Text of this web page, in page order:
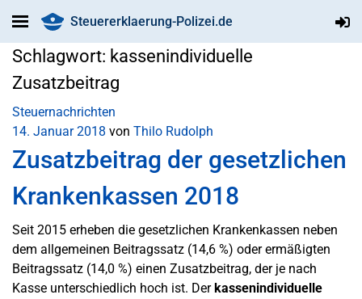
Steuererklaerung-Polizei.de
Schlagwort: kassenindividuelle
Zusatzbeitrag
Steuernachrichten
14. Januar 2018 von Thilo Rudolph
Zusatzbeitrag der gesetzlichen
Krankenkassen 2018
Seit 2015 erheben die gesetzlichen Krankenkassen neben
dem allgemeinen Beitragssatz (14,6 %) oder ermäßigten
Beitragssatz (14,0 %) einen Zusatzbeitrag, der je nach
Kasse unterschiedlich hoch ist. Derkassenindividuelle